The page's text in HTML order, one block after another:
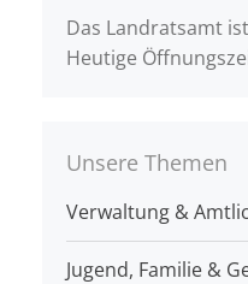
Das Landratsamt
Heutige
Unsere Themen
Verwaltung &
Jugend, Familie &